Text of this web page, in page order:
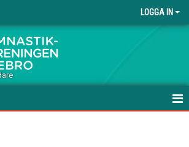
LOGGA IN